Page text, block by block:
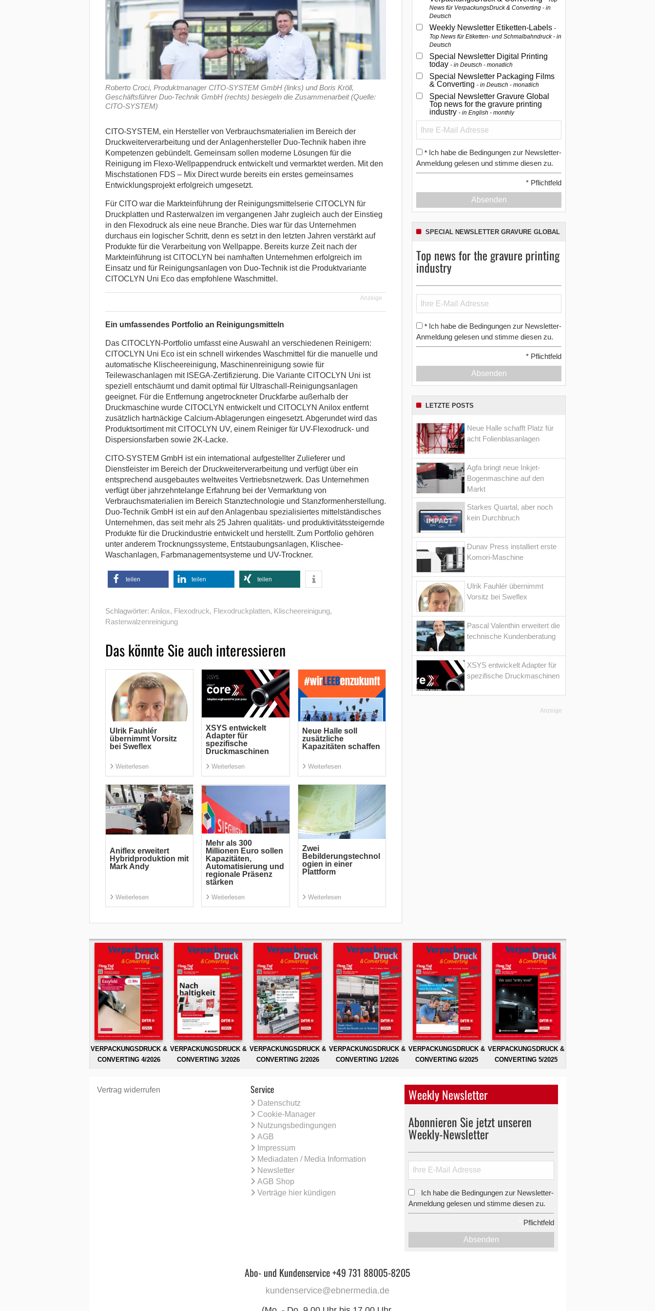
Roberto Croci, Produktmanager CITO-SYSTEM GmbH (links) und Boris Kröll,
Geschäftsführer Duo-Technik GmbH (rechts) besiegeln die Zusammenarbeit (Quelle:
CITO-SYSTEM)
CITO-SYSTEM, ein Hersteller von Verbrauchsmaterialien im Bereich der
Druckweiterverarbeitung und der Anlagenhersteller Duo-Technik haben ihre
Kompetenzen gebündelt. Gemeinsam sollen moderne Lösungen für die
Reinigung im Flexo-Wellpappendruck entwickelt und vermarktet werden. Mit den
Mischstationen FDS – Mix Direct wurde bereits ein erstes gemeinsames
Entwicklungsprojekt erfolgreich umgesetzt.
Für CITO war die Markteinführung der Reinigungsmittelserie CITOCLYN für
Druckplatten und Rasterwalzen im vergangenen Jahr zugleich auch der Einstieg
in den Flexodruck als eine neue Branche. Dies war für das Unternehmen
durchaus ein logischer Schritt, denn es setzt in den letzten Jahren verstärkt auf
Produkte für die Verarbeitung von Wellpappe. Bereits kurze Zeit nach der
Markteinführung ist CITOCLYN bei namhaften Unternehmen erfolgreich im
Einsatz und für Reinigungsanlagen von Duo-Technik ist die Produktvariante
CITOCLYN Uni Eco das empfohlene Waschmittel.
Anzeige
Ein umfassendes Portfolio an Reinigungsmitteln
Das CITOCLYN-Portfolio umfasst eine Auswahl an verschiedenen Reinigern:
CITOCLYN Uni Eco ist ein schnell wirkendes Waschmittel für die manuelle und
automatische Klischeereinigung, Maschinenreinigung sowie für
Teilewaschanlagen mit ISEGA-Zertifizierung. Die Variante CITOCLYN Uni ist
speziell entschäumt und damit optimal für Ultraschall-Reinigungsanlagen
geeignet. Für die Entfernung angetrockneter Druckfarbe außerhalb der
Druckmaschine wurde CITOCLYN entwickelt und CITOCLYN Anilox entfernt
zusätzlich hartnäckige Calcium-Ablagerungen eingesetzt. Abgerundet wird das
Produktsortiment mit CITOCLYN UV, einem Reiniger für UV-Flexodruck- und
Dispersionsfarben sowie 2K-Lacke.
CITO-SYSTEM GmbH ist ein international aufgestellter Zulieferer und
Dienstleister im Bereich der Druckweiterverarbeitung und verfügt über ein
entsprechend ausgebautes weltweites Vertriebsnetzwerk. Das Unternehmen
verfügt über jahrzehntelange Erfahrung bei der Vermarktung von
Verbrauchsmaterialien im Bereich Stanztechnologie und Stanzformenherstellung.
Duo-Technik GmbH ist ein auf den Anlagenbau spezialisiertes mittelständisches
Unternehmen, das seit mehr als 25 Jahren qualitäts- und produktivitätssteigernde
Produkte für die Druckindustrie entwickelt und herstellt. Zum Portfolio gehören
unter anderem Trocknungssysteme, Entstaubungsanlagen, Klischee-
Waschanlagen, Farbmanagementsysteme und UV-Trockner.
teilen teilen teilen
Schlagwörter: Anilox, Flexodruck, Flexodruckplatten, Klischeereinigung,
Rasterwalzenreinigung
Das könnte Sie auch interessieren
Ulrik Fauhlér
übernimmt Vorsitz
bei Sweflex
Weiterlesen
XSYS entwickelt
Adapter für
spezifische
Druckmaschinen
Weiterlesen
Neue Halle soll
zusätzliche
Kapazitäten schaffen
Weiterlesen
Aniflex erweitert
Hybridproduktion mit
Mark Andy
Weiterlesen
Mehr als 300
Millionen Euro sollen
Kapazitäten,
Automatisierung und
regionale Präsenz
stärken
Weiterlesen
Zwei
Bebilderungstechnol
ogien in einer
Plattform
Weiterlesen
News für VerpackungsDruck & Converting - in
Deutsch
Weekly Newsletter Etiketten-Labels
Top News für Etiketten- und Schmalbahndruck - in
Deutsch
Special Newsletter Digital Printing
today in Deutsch - monatlich
Special Newsletter Packaging Films
& Converting in Deutsch - monatlich
Special Newsletter Gravure Global
Top news for the gravure printing
industry in English - monthly
* Ich habe die Bedingungen zur Newsletter-
Anmeldung gelesen und stimme diesen zu.
* Pflichtfeld
Absenden
SPECIAL NEWSLETTER GRAVURE GLOBAL
Top news for the gravure printing
industry
* Ich habe die Bedingungen zur Newsletter-
Anmeldung gelesen und stimme diesen zu.
* Pflichtfeld
Absenden
LETZTE POSTS
Neue Halle schafft Platz für
acht Folienblasanlagen
Agfa bringt neue Inkjet-
Bogenmaschine auf den
Markt
Starkes Quartal, aber noch
kein Durchbruch
Dunav Press installiert erste
Komori-Maschine
Ulrik Fauhlér übernimmt
Vorsitz bei Sweflex
Pascal Valenthin erweitert die
technische Kundenberatung
XSYS entwickelt Adapter für
spezifische Druckmaschinen
Anzeige
VERPACKUNGSDRUCK &
CONVERTING 4/2026
VERPACKUNGSDRUCK &
CONVERTING 3/2026
VERPACKUNGSDRUCK &
CONVERTING 2/2026
VERPACKUNGSDRUCK &
CONVERTING 1/2026
VERPACKUNGSDRUCK &
CONVERTING 6/2025
VERPACKUNGSDRUCK &
CONVERTING 5/2025
Vertrag widerrufen Service
Datenschutz
Cookie-Manager
Nutzungsbedingungen
AGB
Impressum
Mediadaten / Media Information
Newsletter
AGB Shop
Verträge hier kündigen
Weekly Newsletter
Abonnieren Sie jetzt unseren
Weekly-Newsletter
Ich habe die Bedingungen zur Newsletter-
Anmeldung gelesen und stimme diesen zu.
Pflichtfeld
Absenden
Abo- und Kundenservice +49 731 88005-8205
kundenservice@ebnermedia.de